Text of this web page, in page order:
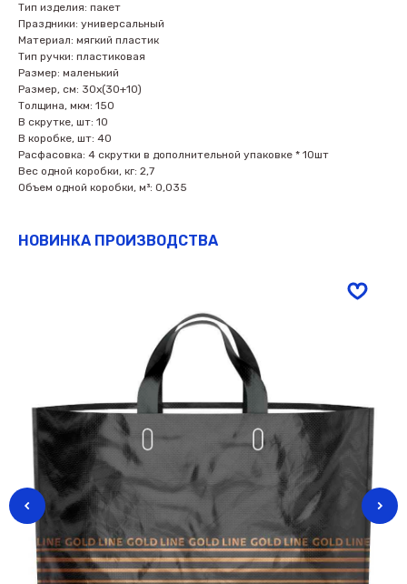
Тип изделия: пакет
Праздники: универсальный
Материал: мягкий пластик
Тип ручки: пластиковая
Размер: маленький
Размер, см: 30х(30+10)
Толщина, мкм: 150
В скрутке, шт: 10
В коробке, шт: 40
Расфасовка: 4 скрутки в дополнительной упаковке * 10шт
Вес одной коробки, кг: 2,7
Объем одной коробки, м³: 0,035
НОВИНКА ПРОИЗВОДСТВА